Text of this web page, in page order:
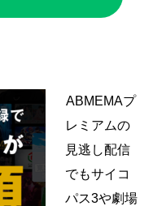
ABMEMAプ
レミアムの
見逃し配信
でもサイコ
パス3や劇場